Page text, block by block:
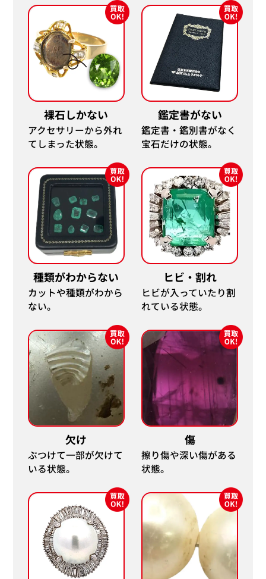
裸石しかない
アクセサリーから外れ
てしまった状態。
鑑定書がない
鑑定書・鑑別書がなく
宝石だけの状態。
種類がわからない
カットや種類がわから
ない。
ヒビ・割れ
ヒビが入っていたり割
れている状態。
欠け
ぶつけて一部が欠けて
いる状態。
傷
擦り傷や深い傷がある
状態。